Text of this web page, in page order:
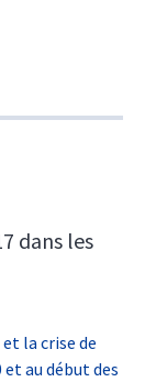
dans les
la crise de
et au début des